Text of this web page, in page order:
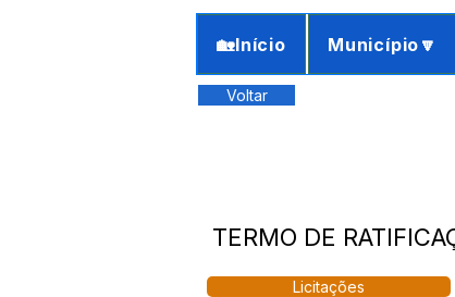
🏡Início Município🔽
Voltar
TERMO DE
Licitações